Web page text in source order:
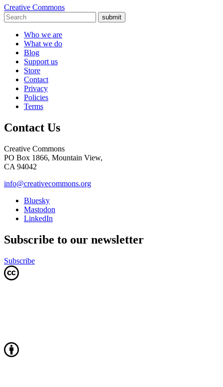
Creative Commons
submit
Who we are
What we do
Blog
Support us
Store
Contact
Privacy
Policies
Terms
Contact Us
Creative Commons
PO Box 1866, Mountain View,
CA 94042
info@creativecommons.org
Bluesky
Mastodon
LinkedIn
Subscribe to our newsletter
Subscribe